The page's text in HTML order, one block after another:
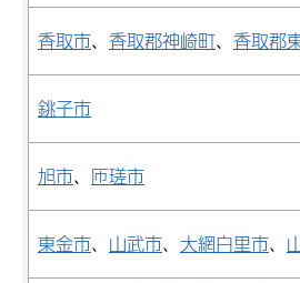
香取市、 香取郡神崎町、 香取郡
銚子市
旭市、 匝瑳市
東金市、 山武市、 大網白里市、